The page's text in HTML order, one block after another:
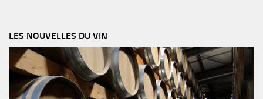
LES NOUVELLES DU VIN